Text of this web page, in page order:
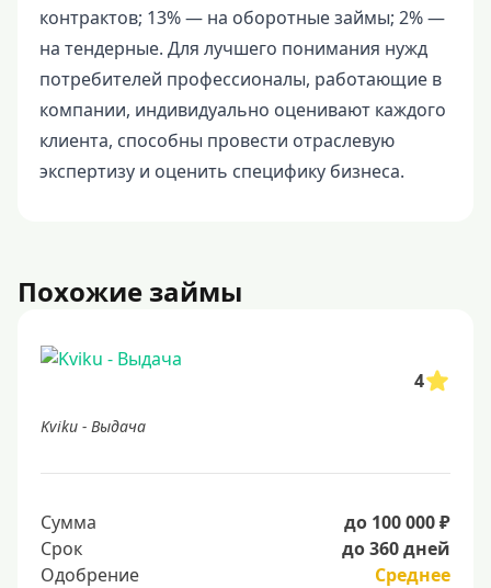
контрактов; 13% — на оборотные займы; 2% —
на тендерные. Для лучшего понимания нужд
потребителей профессионалы, работающие в
компании, индивидуально оценивают каждого
клиента, способны провести отраслевую
экспертизу и оценить специфику бизнеса.
Похожие займы
4
Kviku - Выдача
Сумма
до 100 000 ₽
Срок
до 360 дней
Одобрение
Среднее